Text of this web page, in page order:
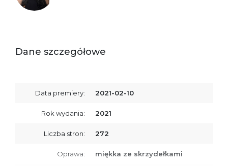
Dane szczegółowe
Data premiery: 2021-02-10
Rok wydania: 2021
Liczba stron: 272
Oprawa: miękka ze skrzydełkami